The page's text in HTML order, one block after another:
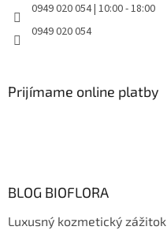
0949 020 054 | 10:00 - 18:00
0949 020 054
Prijímame online platby
BLOG BIOFLORA
Luxusný kozmetický zážitok